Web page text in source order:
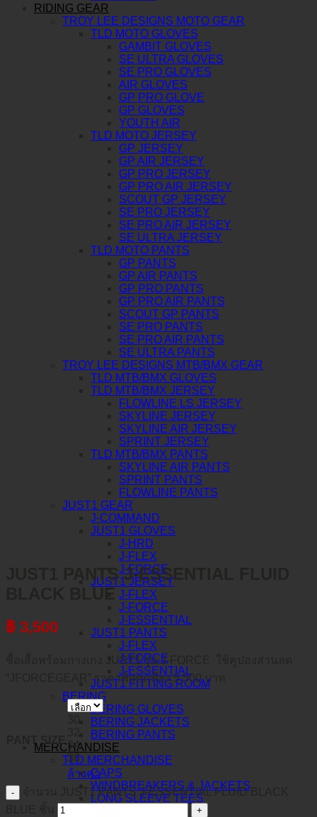
RIDING GEAR
TROY LEE DESIGNS MOTO GEAR
TLD MOTO GLOVES
GAMBIT GLOVES
SE ULTRA GLOVES
SE PRO GLOVES
AIR GLOVES
GP PRO GLOVE
GP GLOVES
YOUTH AIR
TLD MOTO JERSEY
GP JERSEY
GP AIR JERSEY
GP PRO JERSEY
GP PRO AIR JERSEY
SCOUT GP JERSEY
SE PRO JERSEY
SE PRO AIR JERSEY
SE ULTRA JERSEY
TLD MOTO PANTS
GP PANTS
GP AIR PANTS
GP PRO PANTS
GP PRO AIR PANTS
SCOUT GP PANTS
SE PRO PANTS
SE PRO AIR PANTS
SE ULTRA PANTS
TROY LEE DESIGNS MTB/BMX GEAR
TLD MTB/BMX GLOVES
TLD MTB/BMX JERSEY
FLOWLINE LS JERSEY
SKYLINE JERSEY
SKYLINE AIR JERSEY
SPRINT JERSEY
TLD MTB/BMX PANTS
SKYLINE AIR PANTS
SPRINT PANTS
FLOWLINE PANTS
JUST1 GEAR
J-COMMAND
JUST1 GLOVES
J-HRD
J-FLEX
J-FORCE
JUST1 JERSEY
J-FLEX
J-FORCE
J-ESSENTIAL
JUST1 PANTS
J-FLEX
J-FORCE
J-ESSENTIAL
JUST1 FITTING ROOM
BERING
BERING GLOVES
BERING JACKETS
BERING PANTS
MERCHANDISE
TLD MERCHANDISE
CAPS
WINDBREAKERS & JACKETS
LONG SLEEVE TEES
JUST1 PANTS J-ESSENTIAL FLUID
BLACK BLUE
฿ 3,500
ซื้อเสื้อพร้อมกางเกง JUST1 รุ่น J-FORCE ใช้คูปองส่วนลด
“JFORCEGEAR” ราคาพิเศษเพียง 5,500 บาท
PANT SIZE 34
36
ล้างค่า
จำนวน JUST1 PANTS J-ESSENTIAL FLUID BLACK